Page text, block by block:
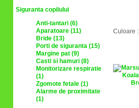
Siguranta copilului
Anti-tantari (6)
Aparatoare (11)
Bride (13)
Porti de siguranta (15)
Margine pat (9)
Casti si hamuri (8)
Monitorizare respiratie
(1)
Zgomote fetale (1)
Alarme de proximitate
(1)
Culoare :